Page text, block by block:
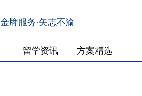
金牌服务·矢志不渝
留学资讯 方案精选